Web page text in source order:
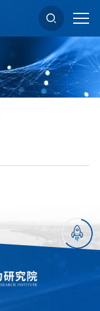

